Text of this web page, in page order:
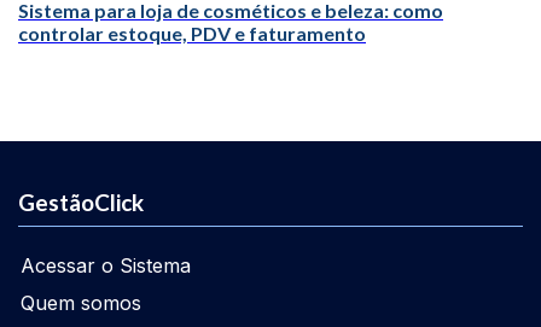
Sistema para loja de cosméticos e beleza: como
controlar estoque, PDV e faturamento
GestãoClick
Acessar o Sistema
Quem somos